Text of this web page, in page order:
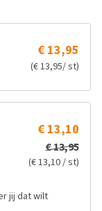
€ 13,95
(€ 13,95/ st)
€ 13,10
€ 13,95
(€ 13,10 / st)
jij dat wilt